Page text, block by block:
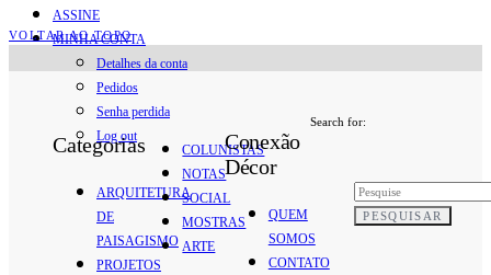
ASSINE
MINHA CONTA
Detalhes da conta
Pedidos
Senha perdida
Log out
VOLTAR AO TOPO
Categorias
ARQUITETURA
DE
PAISAGISMO
PROJETOS
COLUNISTAS
NOTAS
SOCIAL
MOSTRAS
ARTE
Conexão
Décor
QUEM
SOMOS
CONTATO
Search for:
PESQUISAR